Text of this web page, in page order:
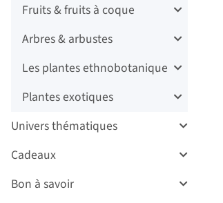
Fruits & fruits à coque
Arbres & arbustes
Les plantes ethnobotanique
Plantes exotiques
Univers thématiques
Cadeaux
Bon à savoir